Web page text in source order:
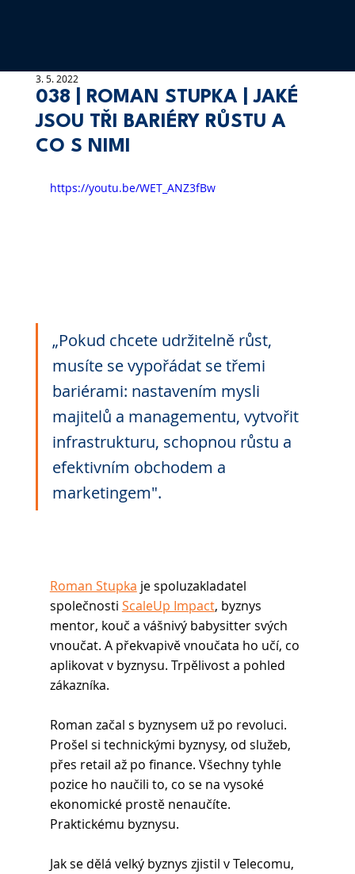
038 | ROMAN STUPKA | JAKÉ
JSOU TŘI BARIÉRY RŮSTU A
CO S NIMI
3. 5. 2022
https://youtu.be/WET_ANZ3fBw
„Pokud chcete udržitelně růst,
musíte se vypořádat se třemi
bariérami: nastavením mysli
majitelů a managementu, vytvořit
infrastrukturu, schopnou růstu a
efektivním obchodem a
marketingem".
Roman Stupka je spoluzakladatel
společnosti ScaleUp Impact, byznys
mentor, kouč a vášnivý babysitter svých
vnoučat. A překvapivě vnoučata ho učí, co
aplikovat v byznysu. Trpělivost a pohled
zákazníka.
Roman začal s byznysem už po revoluci.
Prošel si technickými byznysy, od služeb,
přes retail až po finance. Všechny tyhle
pozice ho naučili to, co se na vysoké
ekonomické prostě nenaučíte.
Praktickému byznysu.
Jak se dělá velký byznys zjistil v Telecomu,